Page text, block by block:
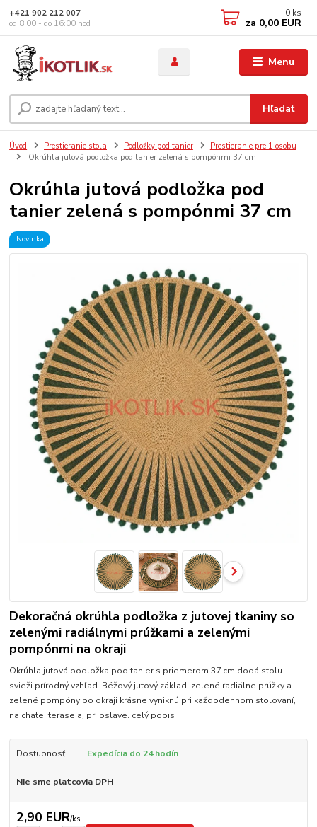
Menu
Hľadať
+421 902 212 007
od 8:00 - do 16:00 hod
0 ks
za 0,00 EUR
Úvod Prestieranie stola Podložky pod tanier
Prestieranie pre 1 osobu
Okrúhla jutová podložka pod tanier zelená s pompónmi 37 cm
Okrúhla jutová podložka pod
tanier zelená s pompónmi 37 cm
Novinka
Dekoračná okrúhla podložka z jutovej tkaniny so
zelenými radiálnymi prúžkami a zelenými
pompónmi na okraji
Okrúhla jutová podložka pod tanier s priemerom 37 cm dodá stolu
svieži prírodný vzhľad. Béžový jutový základ, zelené radiálne prúžky a
zelené pompóny po okraji krásne vyniknú pri každodennom stolovaní,
na chate, terase aj pri oslave. celý popis
Dostupnosť Expedícia do 24 hodín
Nie sme platcovia DPH
2,90 EUR/ks